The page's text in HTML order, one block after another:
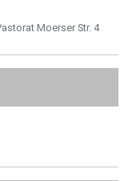
Moerser Str. 4